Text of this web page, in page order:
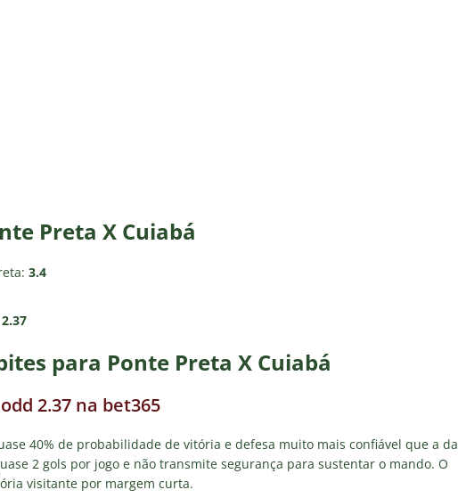
Preta X Cuiabá
3.4
2.37
para Ponte Preta X Cuiabá
odd 2.37 na bet365
40% de probabilidade de vitória e defesa muito mais confiável que a da
2 gols por jogo e não transmite segurança para sustentar o mando. O
visitante por margem curta.